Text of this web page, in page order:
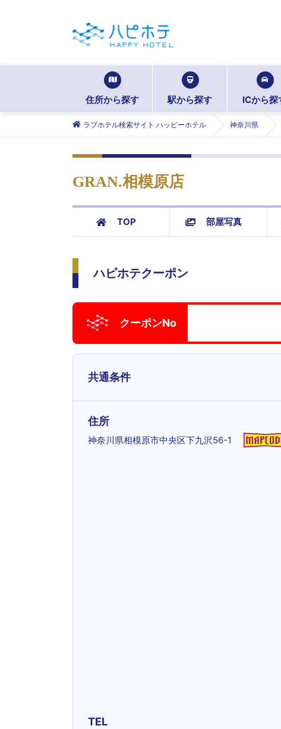
住所から探す 駅から探す ICから探
ラブホテル検索サイト ハッピーホテル 神奈川県
GRAN.相模原店
TOP 部屋写真
ハピホテクーポン
クーポンNo
共通条件
住所
神奈川県相模原市中央区下九沢56-1
TEL